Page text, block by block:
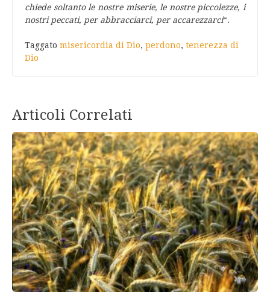
chiede soltanto le nostre miserie, le nostre piccolezze, i
nostri peccati, per abbracciarci, per accarezzarci“.
Taggato misericordia di Dio, perdono, tenerezza di
Dio
Articoli Correlati